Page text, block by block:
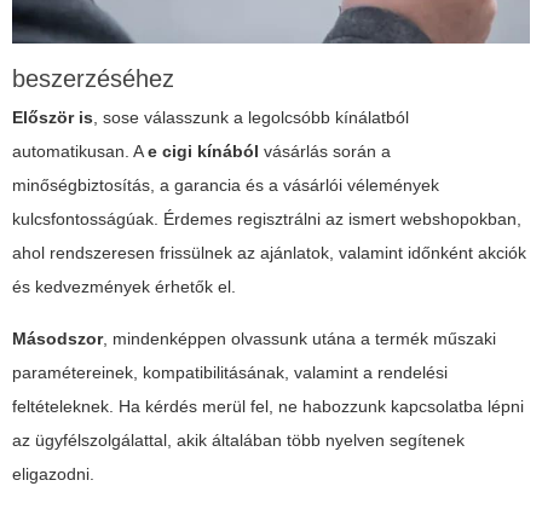
beszerzéséhez
Először is sose válasszunk a legolcsóbb kínálatból
automatikusan . Ae cigi kínából vásárlás során a
minőségbiztosítás, a garancia és a vásárlói vélemények
kulcsfontosságúak. Érdemes regisztrálni az ismert webshopokban,
ahol rendszeresen frissülnek az ajánlatok, valamint időnként akciók
és kedvezmények érhetők el.
Másodszor, mindenképpen olvassunk utána a termék műszaki
paramétereinek, kompatibilitásának, valamint a rendelési
feltételeknek. Ha kérdés merül fel, ne habozzunk kapcsolatba lépni
az ügyfélszolgálattal, akik általában több nyelven segítenek
eligazodni.